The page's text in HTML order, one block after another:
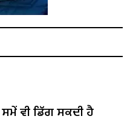
ਵੀ ਡਿੱਗ ਸਕਦੀ ਹੈ